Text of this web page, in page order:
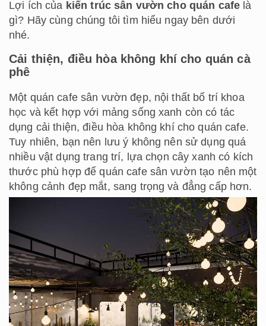
Lợi ích của kiến trúc sân vườn cho quán cafe là
gì? Hãy cùng chúng tôi tìm hiểu ngay bên dưới
nhé.
Cải thiện, điều hòa không khí cho quán cà
phê
Một quán cafe sân vườn đẹp, nội thất bố trí khoa
học và kết hợp với mảng sống xanh còn có tác
dụng cải thiện, điều hòa không khí cho quán cafe.
Tuy nhiên, bạn nên lưu ý không nên sử dụng quá
nhiều vật dụng trang trí, lựa chọn cây xanh có kích
thước phù hợp để quán cafe sân vườn tạo nên một
không cảnh đẹp mắt, sang trọng và đẳng cấp hơn.